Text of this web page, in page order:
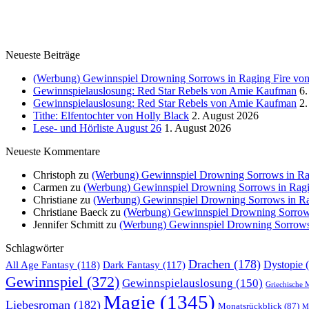
Neueste Beiträge
(Werbung) Gewinnspiel Drowning Sorrows in Raging Fire
Gewinnspielauslosung: Red Star Rebels von Amie Kaufman
Gewinnspielauslosung: Red Star Rebels von Amie Kaufman
Tithe: Elfentochter von Holly Black 2. August 2026
Lese- und Hörliste August 26 1. August 2026
Neueste Kommentare
Christoph zu (Werbung) Gewinnspiel Drowning Sorrows in
Carmen zu (Werbung) Gewinnspiel Drowning Sorrows in
Christiane zu (Werbung) Gewinnspiel Drowning Sorrows in
Christiane Baeck zu (Werbung) Gewinnspiel Drowning
Jennifer Schmitt zu (Werbung) Gewinnspiel Drowning
Schlagwörter
All Age Fantasy (118) Dark Fantasy (117) Drachen (178) Dystopie
Gewinnspiel (372) Gewinnspielauslosung (150) Griechische
Liebesroman (182) Magie (1345) Monatsrückblick (87)